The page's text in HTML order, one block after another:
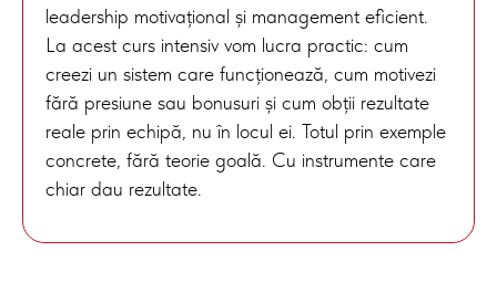
leadership motivațional și management eficient.
La acest curs intensiv vom lucra practic: cum
creezi un sistem care funcționează, cum motivezi
fără presiune sau bonusuri și cum obții rezultate
reale prin echipă, nu în locul ei. Totul prin exemple
concrete, fără teorie goală. Cu instrumente care
chiar dau rezultate.